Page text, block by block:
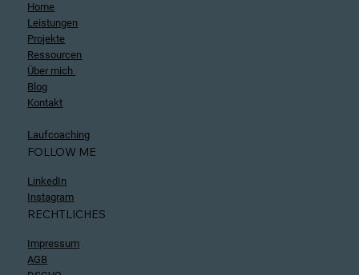
Home
Leistungen
Projekte
Ressourcen
Über mich
Blog
Kontakt
Laufcoaching
FOLLOW ME
LinkedIn
Instagram
RECHTLICHES
Impressum
AGB